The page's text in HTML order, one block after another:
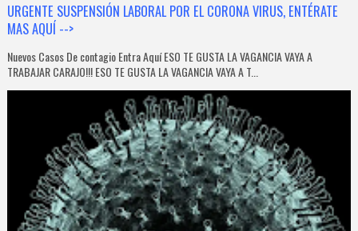
URGENTE SUSPENSIÓN LABORAL POR EL CORONA VIRUS, ENTÉRATE
MAS AQUÍ -->
Nuevos Casos De contagio Entra Aquí ESO TE GUSTA LA VAGANCIA VAYA A
TRABAJAR CARAJO!!! ESO TE GUSTA LA VAGANCIA VAYA A T...